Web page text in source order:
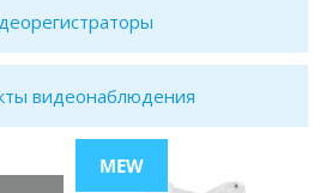
видеонаблюдения
MEW